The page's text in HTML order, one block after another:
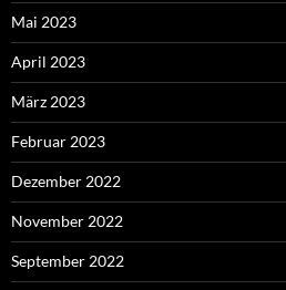
Mai 2023
April 2023
März 2023
Februar 2023
Dezember 2022
November 2022
September 2022